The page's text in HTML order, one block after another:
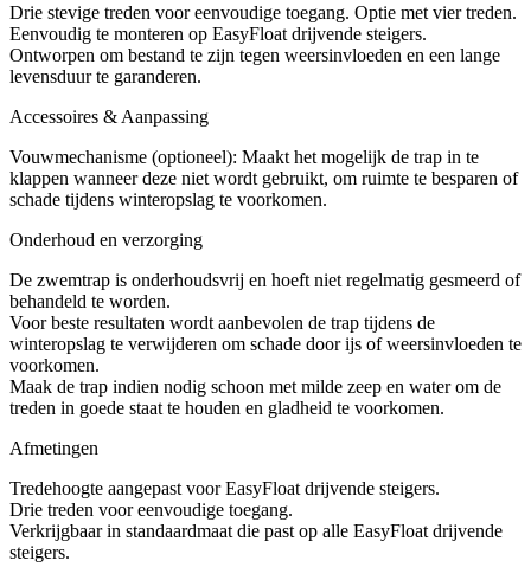
Drie stevige treden voor eenvoudige toegang. Optie met vier treden.
Eenvoudig te monteren op EasyFloat drijvende steigers.
Ontworpen om bestand te zijn tegen weersinvloeden en een lange
levensduur te garanderen.
Accessoires & Aanpassing
Vouwmechanisme (optioneel): Maakt het mogelijk de trap in te
klappen wanneer deze niet wordt gebruikt, om ruimte te besparen of
schade tijdens winteropslag te voorkomen.
Onderhoud en verzorging
De zwemtrap is onderhoudsvrij en hoeft niet regelmatig gesmeerd of
behandeld te worden.
Voor beste resultaten wordt aanbevolen de trap tijdens de
winteropslag te verwijderen om schade door ijs of weersinvloeden te
voorkomen.
Maak de trap indien nodig schoon met milde zeep en water om de
treden in goede staat te houden en gladheid te voorkomen.
Afmetingen
Tredehoogte aangepast voor EasyFloat drijvende steigers.
Drie treden voor eenvoudige toegang.
Verkrijgbaar in standaardmaat die past op alle EasyFloat drijvende
steigers.